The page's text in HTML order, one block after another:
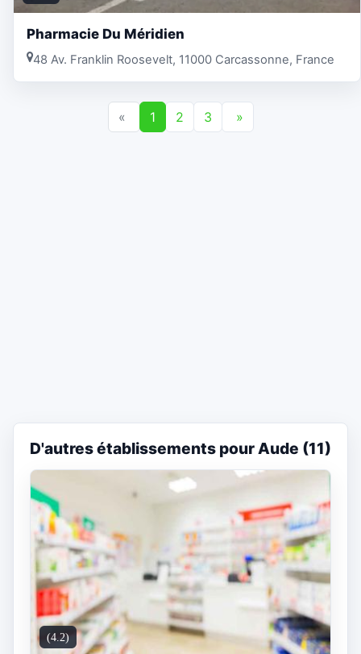
Pharmacie Du Méridien
48 Av. Franklin Roosevelt, 11000 Carcassonne, France
« 1 2 3 »
D'autres établissements pour Aude (11)
(4.2)